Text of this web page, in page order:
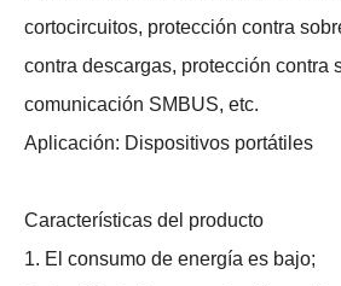
cortocircuitos, protección contra
contra descargas, protección contra
comunicación SMBUS, etc.
Aplicación: Dispositivos portátiles
Características del producto
1. El consumo de energía es bajo;